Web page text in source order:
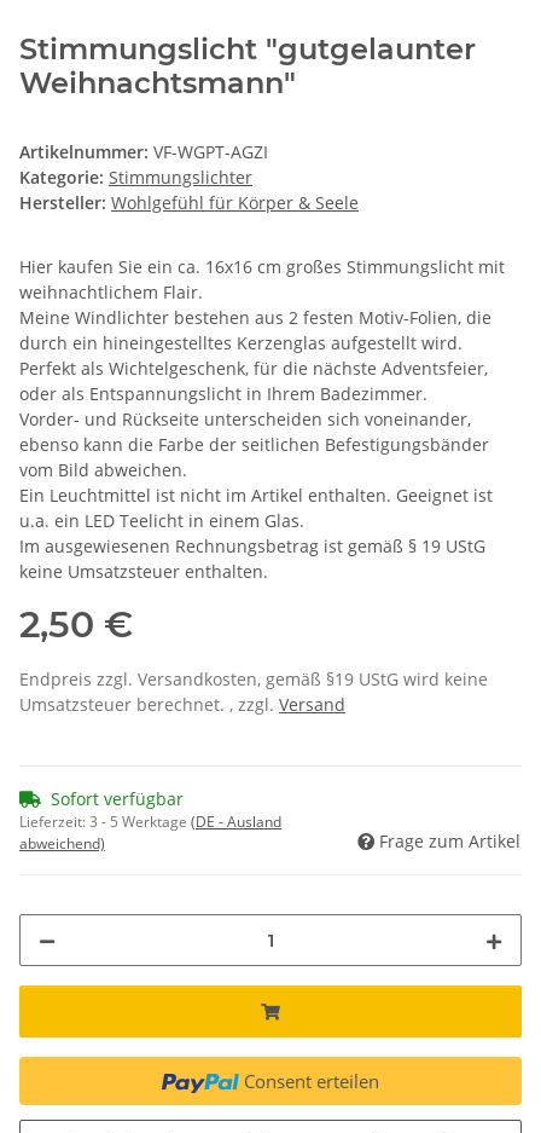
Stimmungslicht "gutgelaunter
Weihnachtsmann"
Artikelnummer: VF-WGPT-AGZI
Kategorie: Stimmungslichter
Hersteller: Wohlgefühl für Körper & Seele
Hier kaufen Sie ein ca. 16x16 cm großes Stimmungslicht mit
weihnachtlichem Flair.
Meine Windlichter bestehen aus 2 festen Motiv-Folien, die
durch ein hineingestelltes Kerzenglas aufgestellt wird.
Perfekt als Wichtelgeschenk, für die nächste Adventsfeier,
oder als Entspannungslicht in Ihrem Badezimmer.
Vorder- und Rückseite unterscheiden sich voneinander,
ebenso kann die Farbe der seitlichen Befestigungsbänder
vom Bild abweichen.
Ein Leuchtmittel ist nicht im Artikel enthalten. Geeignet ist
u.a. ein LED Teelicht in einem Glas.
Im ausgewiesenen Rechnungsbetrag ist gemäß § 19 UStG
keine Umsatzsteuer enthalten.
2,50 €
Endpreis zzgl. Versandkosten, gemäß §19 UStG wird keine
Umsatzsteuer berechnet. , zzgl. Versand
Sofort verfügbar
Lieferzeit:3 - 5 Werktage (DE - Ausland
abweichend)
Frage zum Artikel
Consent erteilen